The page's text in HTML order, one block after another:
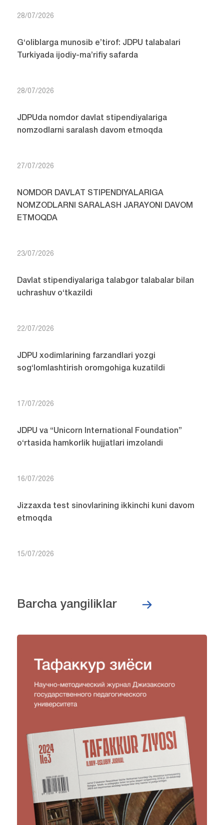
28/07/2026
G‘oliblarga munosib e’tirof: JDPU talabalari
Turkiyada ijodiy-ma’rifiy safarda
28/07/2026
JDPUda nomdor davlat stipendiyalariga
nomzodlarni saralash davom etmoqda
27/07/2026
NOMDOR DAVLAT STIPENDIYALARIGA
NOMZODLARNI SARALASH JARAYONI DAVOM
ETMOQDA
23/07/2026
Davlat stipendiyalariga talabgor talabalar bilan
uchrashuv o‘tkazildi
22/07/2026
JDPU xodimlarining farzandlari yozgi
sog‘lomlashtirish oromgohiga kuzatildi
17/07/2026
JDPU va “Unicorn International Foundation”
o‘rtasida hamkorlik hujjatlari imzolandi
16/07/2026
Jizzaxda test sinovlarining ikkinchi kuni davom
etmoqda
15/07/2026
Barcha yangiliklar